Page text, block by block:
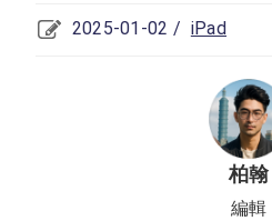
2025-01-02 / iPad
柏翰
編輯